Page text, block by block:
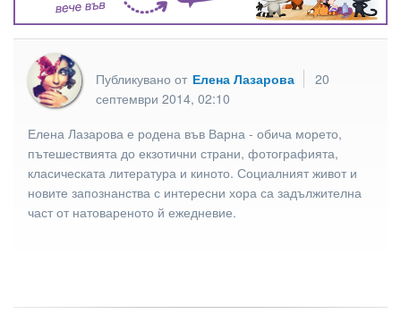
Публикувано от Елена Лазарова
20
септември 2014, 02:10
Елена Лазарова е родена във Варна - обича морето,
пътешествията до екзотични страни, фотографията,
класическата литература и киното. Социалният живот и
новите запознанства с интересни хора са задължителна
част от натовареното й ежедневие.